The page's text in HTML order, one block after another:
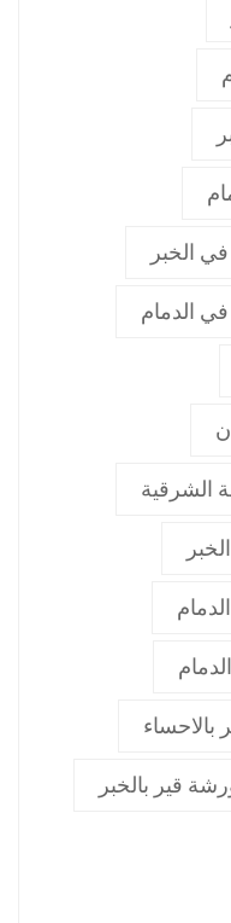
الخبر
الدمام
الشرقية
بالاحساء
قير بالخبر